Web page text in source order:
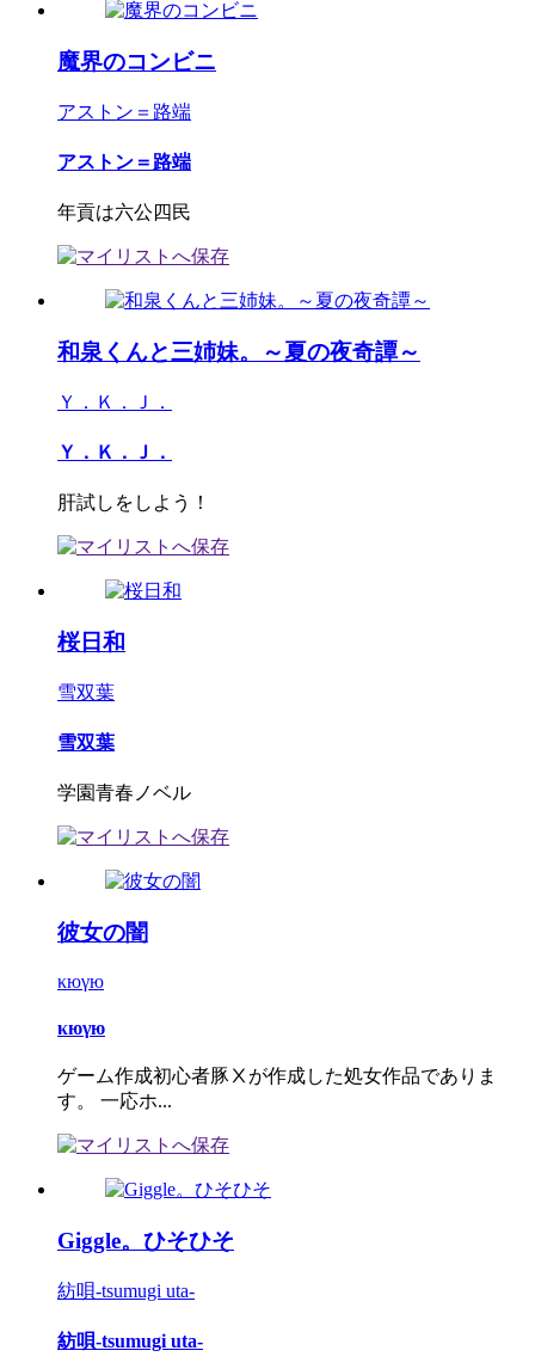
魔界のコンビニ
アストン＝路端
アストン＝路端
年貢は六公四民
和泉くんと三姉妹。～夏の夜奇譚～
Ｙ．Ｋ．Ｊ．
Ｙ．Ｋ．Ｊ．
肝試しをしよう！
桜日和
雪双葉
雪双葉
学園青春ノベル
彼女の闇
κюγю
κюγю
ゲーム作成初心者豚Ⅹが作成した処女作品でありま
す。 一応ホ...
Giggle。ひそひそ
紡唄-tsumugi uta-
紡唄-tsumugi uta-